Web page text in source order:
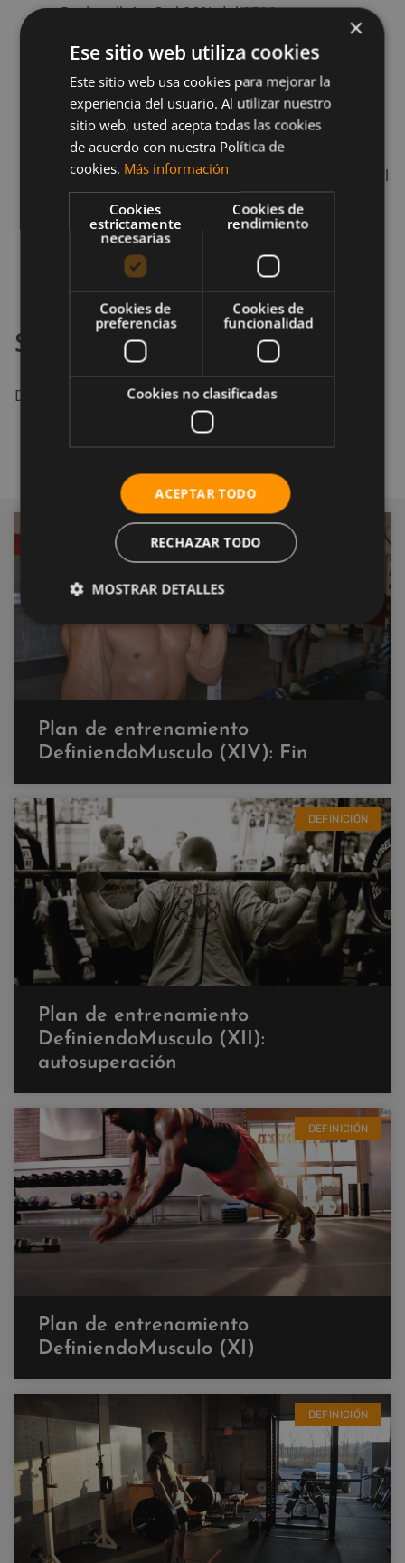
Rack pull, 1 x 3 al 90% del 1RM en peso
Rack pull, 1 x 1 al 90% del 1RM en peso
muerto + 10 kg.
Rack pull, 1 x 1 al 90% del 1RM en peso
muerto + 15 kg.
Rack pull, 1 x Repeticiones máximas al 90% del
1RM en peso muerto.
Curl de bíceps con barra de pie, 4 x 12. 60».
Press militar, 4 x 12. 90». Peso ligero, sin
buscar el fallo.
Sábado y domingo
Descanso. Muy merecido.
Plan de entrenamiento
DefiniendoMusculo (XIV): Fin
DEFINICIÓN
Plan de entrenamiento
DefiniendoMusculo (XII):
autosuperación
DEFINICIÓN
Plan de entrenamiento
DefiniendoMusculo (XI)
DEFINICIÓN
×
Ese sitio web utiliza cookies
Este sitio web usa cookies para mejorar la
experiencia del usuario. Al utilizar nuestro
sitio web, usted acepta todas las cookies
de acuerdo con nuestra Política de
cookies. Más información
Cookies
estrictamente
necesarias
Cookies de
rendimiento
Cookies de
preferencias
Cookies de
funcionalidad
Cookies no clasificadas
ACEPTAR TODO
RECHAZAR TODO
MOSTRAR DETALLES